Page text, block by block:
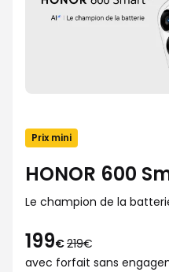
Prix mini
HONOR 600
Le champion de la
199€au
lieu
de
219€
avec forfait sans